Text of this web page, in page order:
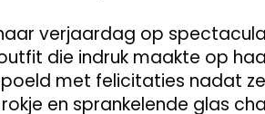
verjaardag op
die indruk maakte op
met felicitaties nadat
en sprankelende glas